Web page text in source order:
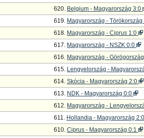
620. Belgium - Magyarország 3:0
619. Magyarország -
618. Magyarország - Ciprus 1:0
617. Magyarország - NSZK 0:0
616. Magyarország -
615. Lengyelország -
614. Skócia - Magyarország 2:0
613. NDK - Magyarország 0:0
612. Magyarország -
611. Hollandia - Magyarország
610. Ciprus - Magyarország 0:1